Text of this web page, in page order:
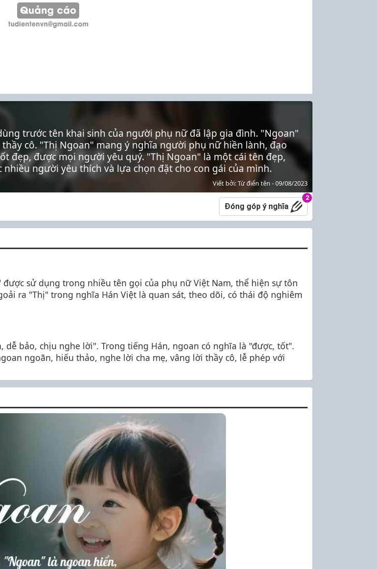
trước tên khai sinh của người phụ nữ đã lập gia đình. "Ngoan"
cô. "Thị Ngoan" mang ý nghĩa người phụ nữ hiền lành, đạo
đẹp, được mọi người yêu quý. "Thị Ngoan" là một cái tên đẹp,
người yêu thích và lựa chọn đặt cho con gái của mình.
Viết bởi: Từ điển tên - 09/08/2023
Đóng góp ý nghĩa
2
sử dụng trong nhiều tên gọi của phụ nữ Việt Nam, thể hiện sự tôn
ra "Thị" trong nghĩa Hán Việt là quan sát, theo dõi, có thái độ nghiêm
bảo, chịu nghe lời". Trong tiếng Hán, ngoan có nghĩa là "được, tốt".
ngoãn, hiếu thảo, nghe lời cha mẹ, vâng lời thầy cô, lễ phép với